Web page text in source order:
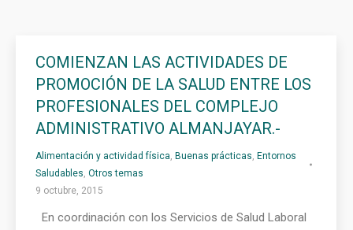
COMIENZAN LAS ACTIVIDADES DE
PROMOCIÓN DE LA SALUD ENTRE LOS
PROFESIONALES DEL COMPLEJO
ADMINISTRATIVO ALMANJAYAR.-
Alimentación y actividad física, Buenas prácticas, Entornos
Saludables, Otros temas
9 octubre, 2015
En coordinación con los Servicios de Salud Laboral